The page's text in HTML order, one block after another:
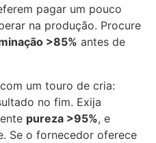
pagar um pouco
na produção. Procure
>85% antes de
um touro de cria:
no fim. Exija
pureza >95%, e
Se o fornecedor oferece